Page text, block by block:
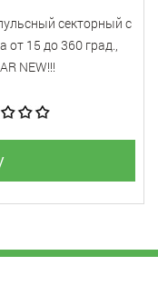
секторный с
от 15 до 360 град.,
NEW!!!